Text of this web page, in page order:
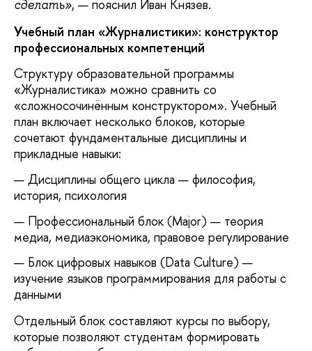
сделать», — пояснил Иван Князев.
Учебный план «Журналистики»: конструктор
профессиональных компетенций
Структуру образовательной программы
«Журналистика» можно сравнить со
«сложносочинённым конструктором». Учебный
план включает несколько блоков, которые
сочетают фундаментальные дисциплины и
прикладные навыки:
Дисциплины общего цикла — философия,
история, психология
Профессиональный блок (Major) — теория
медиа, медиаэкономика, правовое регулирование
Блок цифровых навыков (Data Culture) —
изучение языков программирования для работы с
данными
Отдельный блок составляют курсы по выбору,
которые позволяют студентам формировать